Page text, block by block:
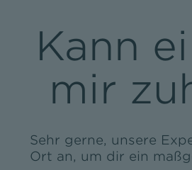
Kann
mir
Sehr gerne, unsere
Ort an, um dir ein